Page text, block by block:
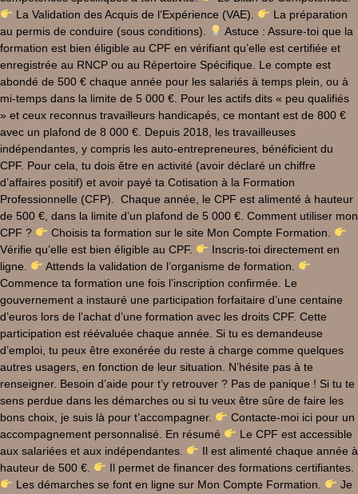
La Validation des Acquis de l’Expérience (VAE).
La préparation
au permis de conduire (sous conditions).
Astuce : Assure-toi que la
formation est bien éligible au CPF en vérifiant qu’elle est certifiée et
enregistrée au RNCP ou au Répertoire Spécifique. Le compte est
abondé de 500 € chaque année pour les salariés à temps plein, ou à
mi-temps dans la limite de 5 000 €. Pour les actifs dits « peu qualifiés
» et ceux reconnus travailleurs handicapés, ce montant est de 800 €
avec un plafond de 8 000 €. Depuis 2018, les travailleuses
indépendantes, y compris les auto-entrepreneures, bénéficient du
CPF. Pour cela, tu dois être en activité (avoir déclaré un chiffre
d’affaires positif) et avoir payé ta Cotisation à la Formation
Professionnelle (CFP). Chaque année, le CPF est alimenté à hauteur
de 500 €, dans la limite d’un plafond de 5 000 €. Comment utiliser mon
CPF ?
Choisis ta formation sur le site Mon Compte Formation.
Vérifie qu’elle est bien éligible au CPF.
Inscris-toi directement en
ligne.
Attends la validation de l’organisme de formation.
Commence ta formation une fois l’inscription confirmée. Le
gouvernement a instauré une participation forfaitaire d’une centaine
d’euros lors de l’achat d’une formation avec les droits CPF. Cette
participation est réévaluée chaque année. Si tu es demandeuse
d’emploi, tu peux être exonérée du reste à charge comme quelques
autres usagers, en fonction de leur situation. N’hésite pas à te
renseigner. Besoin d’aide pour t’y retrouver ? Pas de panique ! Si tu te
sens perdue dans les démarches ou si tu veux être sûre de faire les
bons choix, je suis là pour t’accompagner.
Contacte-moi ici pour un
accompagnement personnalisé. En résumé
Le CPF est accessible
aux salariées et aux indépendantes.
Il est alimenté chaque année à
hauteur de 500 €.
Il permet de financer des formations certifiantes.
Les démarches se font en ligne sur Mon Compte Formation.
Je